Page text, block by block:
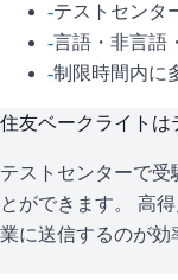
-テストセンタ
-言語・非言語
-制限時間内に
住友ベークライト は
テストセンターで受
とができます。 高
業に送信するのが効